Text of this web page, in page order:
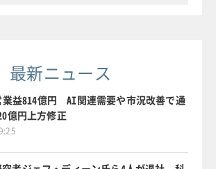
最新ニュース
業益814億円 AI関連需要や市況改善で通
億円上方修正